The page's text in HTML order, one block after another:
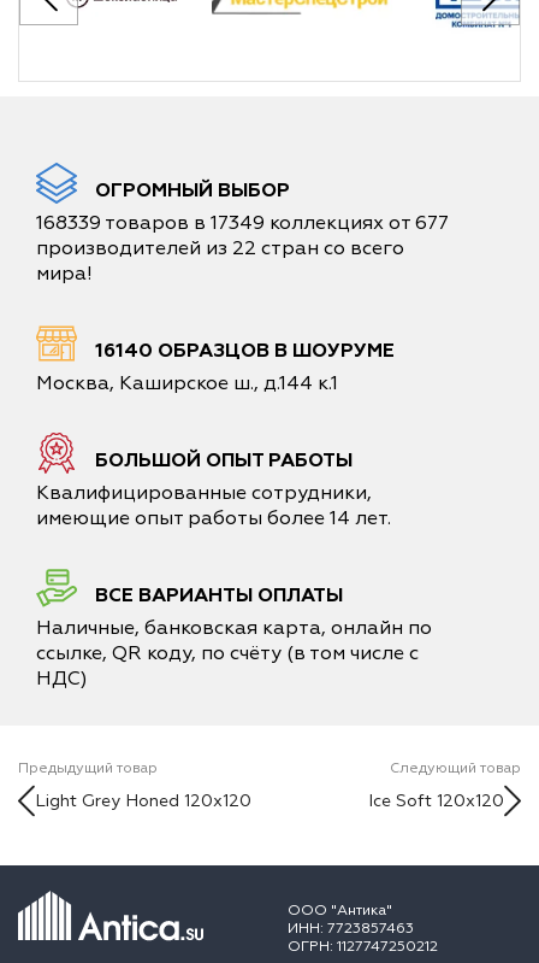
ОГРОМНЫЙ ВЫБОР
168339 товаров в 17349 коллекциях от 677
производителей из 22 стран со всего
мира!
16140 ОБРАЗЦОВ В ШОУРУМЕ
Москва, Каширское ш., д.144 к.1
БОЛЬШОЙ ОПЫТ РАБОТЫ
Квалифицированные сотрудники,
имеющие опыт работы более 14 лет.
ВСЕ ВАРИАНТЫ ОПЛАТЫ
Наличные, банковская карта, онлайн по
ссылке, QR коду, по счёту (в том числе с
НДС)
Предыдущий товар
Light Grey Honed 120x120
Следующий товар
Ice Soft 120x120
ООО "Антика"
ИНН: 7723857463
ОГРН: 1127747250212